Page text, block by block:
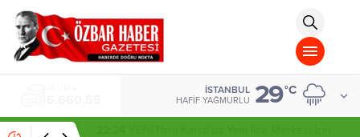
islami
chat
omegla
türk
sohbet
dini
chat
İSTANBUL
HAFIF YAĞMURLU 29°C